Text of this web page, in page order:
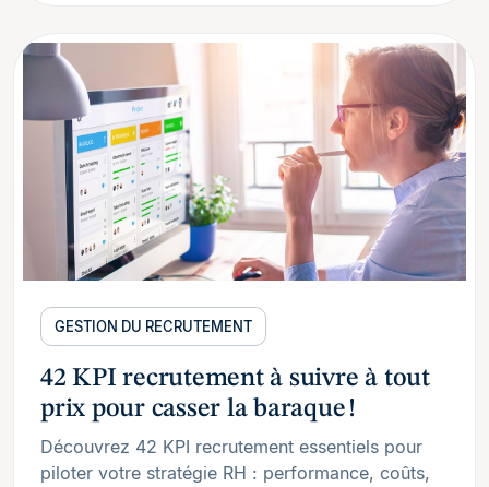
GESTION DU RECRUTEMENT
42 KPI recrutement à suivre à tout
prix pour casser la baraque !
Découvrez 42 KPI recrutement essentiels pour
piloter votre stratégie RH : performance, coûts,